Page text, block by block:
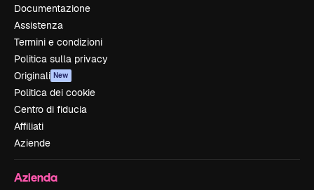
Documentazione
Assistenza
Termini e condizioni
Politica sulla privacy
Originali New
Politica dei cookie
Centro di fiducia
Affiliati
Aziende
Azienda